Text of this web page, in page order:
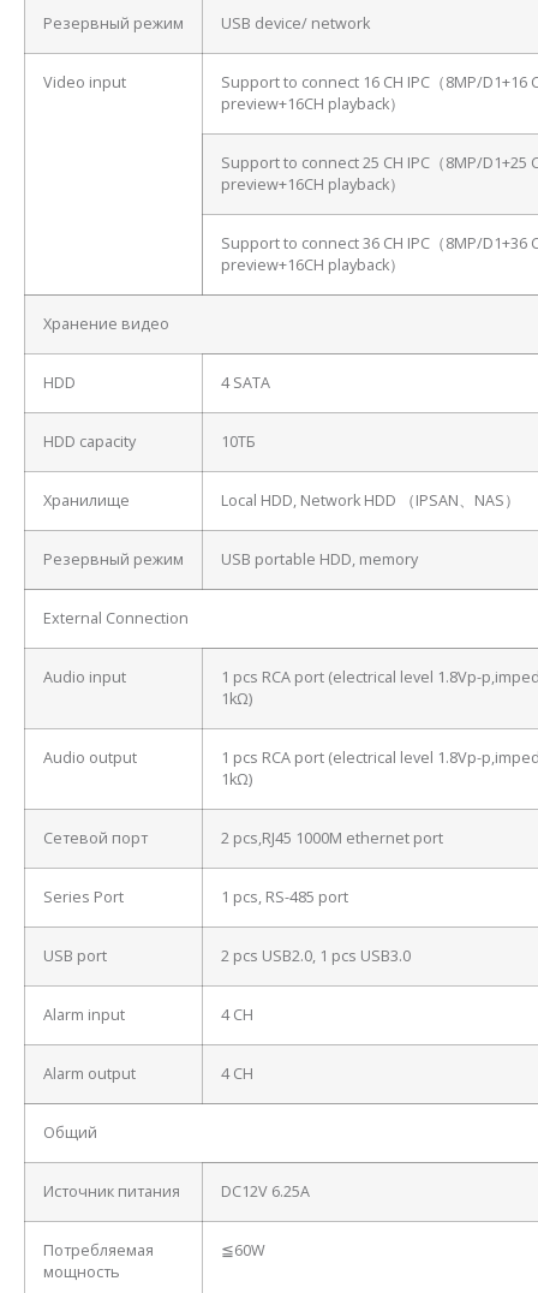
Резервный режим USB device/ network
Video input
Support to connect 16 CH IPC（8MP/D1+16
preview+16CH playback）
Support to connect 25 CH IPC（8MP/D1+25
preview+16CH playback）
Support to connect 36 CH IPC（8MP/D1+36
preview+16CH playback）
Хранение видео
HDD 4 SATA
HDD capacity 10ТБ
Хранилище Local HDD, Network HDD （IPSAN、NAS）
Резервный режим USB portable HDD, memory
External Connection
Audio input
1 pcs RCA port (electrical level 1.8Vp-
1kΩ)
Audio output
1 pcs RCA port (electrical level 1.8Vp-
1kΩ)
Сетевой порт 2 pcs,RJ45 1000M ethernet port
Series Port 1 pcs, RS-485 port
USB port 2 pcs USB2.0, 1 pcs USB3.0
Alarm input 4 CH
Alarm output 4 CH
Общий
Источник питания DC12V 6.25A
Потребляемая
мощность
≦60W